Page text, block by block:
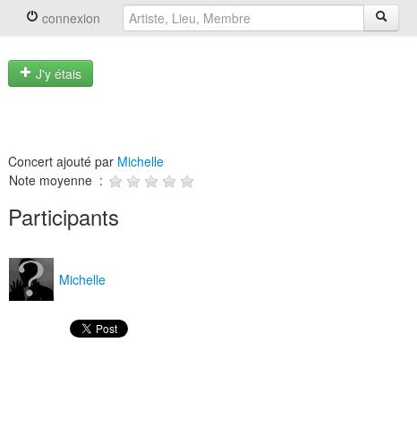
connexion
J'y étais
Concert ajouté par Michelle
Note moyenne :
Participants
Michelle